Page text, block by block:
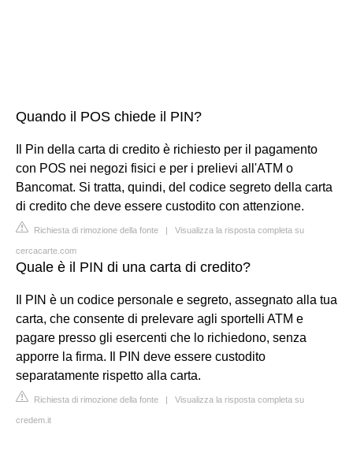
Quando il POS chiede il PIN?
Il Pin della carta di credito è richiesto per il pagamento
con POS nei negozi fisici e per i prelievi all'ATM o
Bancomat. Si tratta, quindi, del codice segreto della carta
di credito che deve essere custodito con attenzione.
Richiesta di rimozione della fonte | Visualizza la risposta completa su
cercacarte.com
Quale è il PIN di una carta di credito?
Il PIN è un codice personale e segreto, assegnato alla tua
carta, che consente di prelevare agli sportelli ATM e
pagare presso gli esercenti che lo richiedono, senza
apporre la firma. Il PIN deve essere custodito
separatamente rispetto alla carta.
Richiesta di rimozione della fonte | Visualizza la risposta completa su
credem.it